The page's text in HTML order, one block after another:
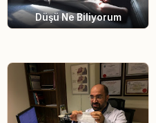
Düşü Ne Biliyorum